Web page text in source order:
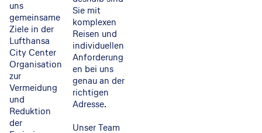
uns
gemeinsame
Ziele in der
Lufthansa
City Center
Organisation
zur
Vermeidung
und
Reduktion
der
Sie mit
komplexen
Reisen und
individuellen
Anforderung
en bei uns
genau an der
richtigen
Adresse.
Unser Team